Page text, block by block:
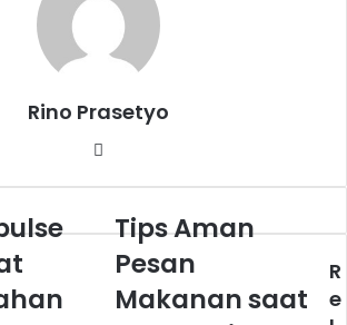
Rino Prasetyo
Tips
Aman
Pesan
Makanan
saat
Tips Aman
Pesan
Makanan saat
R
e